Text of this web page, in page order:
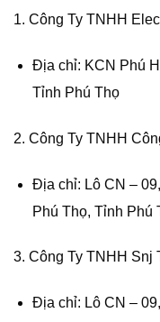
1. Công Ty TNHH
Địa chỉ: KCN Phú
Tỉnh Phú Thọ
2. Công Ty TNHH
Địa chỉ: Lô CN –
Phú Thọ, Tỉnh Phú
3. Công Ty TNHH Snj
Địa chỉ: Lô CN –